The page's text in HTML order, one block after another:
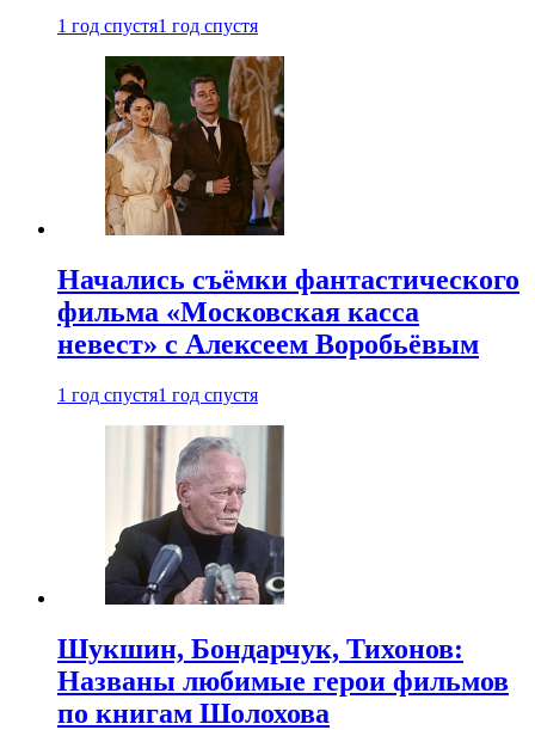
1 год спустя1 год спустя
Начались съёмки фантастического
фильма «Московская касса
невест» с Алексеем Воробьёвым
1 год спустя1 год спустя
Шукшин, Бондарчук, Тихонов:
Названы любимые герои фильмов
по книгам Шолохова